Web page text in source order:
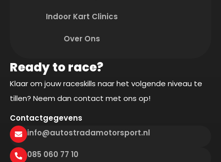
Indoor Kart Clinics
Over Ons
Ready to race?
Klaar om jouw raceskills naar het volgende niveau te
tillen? Neem dan contact met ons op!
Contactgegevens
info@autostradamotorsport.nl
085 060 77 10